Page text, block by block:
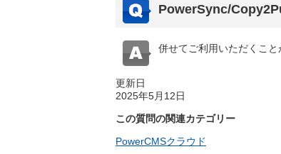
PowerSync/
併せてご利用いただくこと
更新日
2025年5月12日
この質問の関連カテゴリー
PowerCMSクラウド